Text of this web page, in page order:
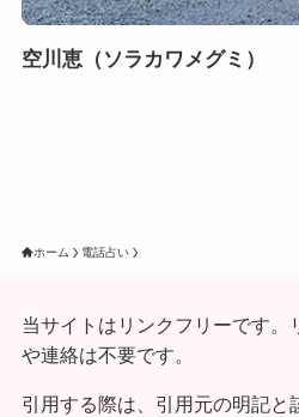
空川恵（ソラカワメグミ）
ホーム 電話占い
当サイトはリンクフリーです。
や連絡は不要です。
引用する際は、引用元の明記と